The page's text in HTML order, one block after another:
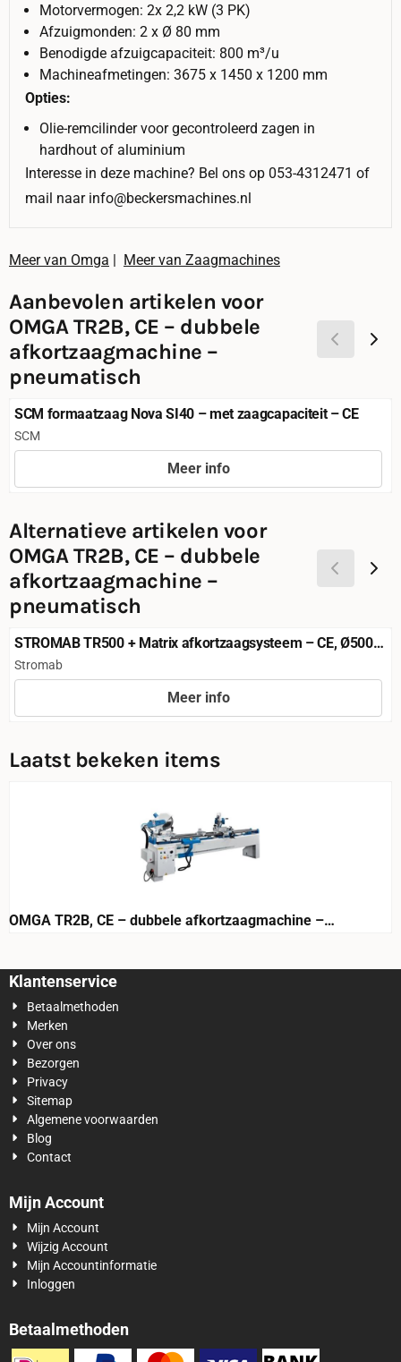
Motorvermogen: 2x 2,2 kW (3 PK)
Afzuigmonden: 2 x Ø 80 mm
Benodigde afzuigcapaciteit: 800 m³/u
Machineafmetingen: 3675 x 1450 x 1200 mm
Opties:
Olie-remcilinder voor gecontroleerd zagen in
hardhout of aluminium
Interesse in deze machine? Bel ons op 053-4312471 of
mail naar info@beckersmachines.nl
Meer van Omga | Meer van Zaagmachines
Aanbevolen artikelen voor
OMGA TR2B, CE – dubbele
afkortzaagmachine –
pneumatisch
SCM formaatzaag Nova SI40 – met zaagcapaciteit – CE
Merk:
SCM
Meer info
Alternatieve artikelen voor
OMGA TR2B, CE – dubbele
afkortzaagmachine –
pneumatisch
STROMAB TR500 + Matrix afkortzaagsysteem – CE, Ø500
mm
Merk:
Stromab
Meer info
Laatst bekeken items
OMGA TR2B, CE – dubbele afkortzaagmachine –
Klantenservice
Betaalmethoden
Merken
Over ons
Bezorgen
Privacy
Sitemap
Algemene voorwaarden
Blog
Contact
Mijn Account
Mijn Account
Wijzig Account
Mijn Accountinformatie
Inloggen
Betaalmethoden